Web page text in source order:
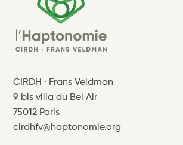
CIRDH · Frans Veldman
9 bis villa du Bel Air
75012 Paris
cirdhfv@haptonomie.org